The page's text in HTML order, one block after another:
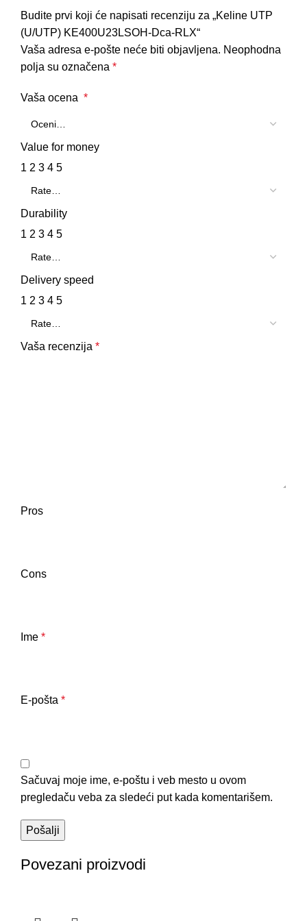
Budite prvi koji će napisati recenziju za „Keline UTP
(U/UTP) KE400U23LSOH-Dca-RLX“
Vaša adresa e-pošte neće biti objavljena. Neophodna
polja su označena *
Vaša ocena *
Value for money
1 2 3 4 5
Durability
1 2 3 4 5
Delivery speed
1 2 3 4 5
Vaša recenzija *
Pros
Cons
Ime *
E-pošta *
Sačuvaj moje ime, e-poštu i veb mesto u ovom
pregledaču veba za sledeći put kada komentarišem.
Povezani proizvodi